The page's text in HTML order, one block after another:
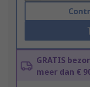
GRATIS
meer dan €